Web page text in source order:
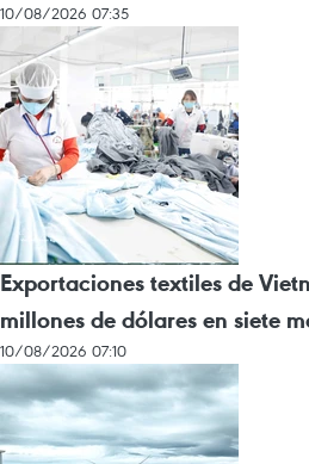
10/08/2026 07:35
Exportaciones textiles de
millones de dólares en siete
10/08/2026 07:10